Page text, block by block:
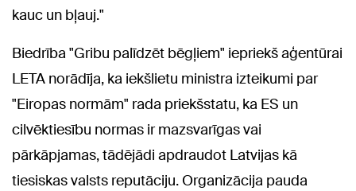
kauc un bļauj."
Biedrība "Gribu palīdzēt bēgļiem" iepriekš aģentūrai
LETA norādīja, ka iekšlietu ministra izteikumi par
"Eiropas normām" rada priekšstatu, ka ES un
cilvēktiesību normas ir mazsvarīgas vai
pārkāpjamas, tādējādi apdraudot Latvijas kā
tiesiskas valsts reputāciju. Organizācija pauda